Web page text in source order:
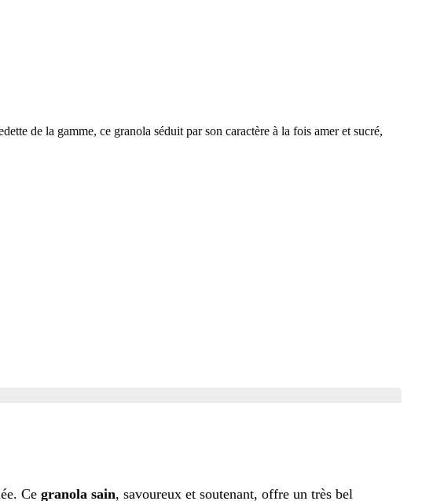
de la gamme, ce granola séduit par son caractère à la fois amer et sucré,
Ce granola sain, savoureux et soutenant, offre un très bel